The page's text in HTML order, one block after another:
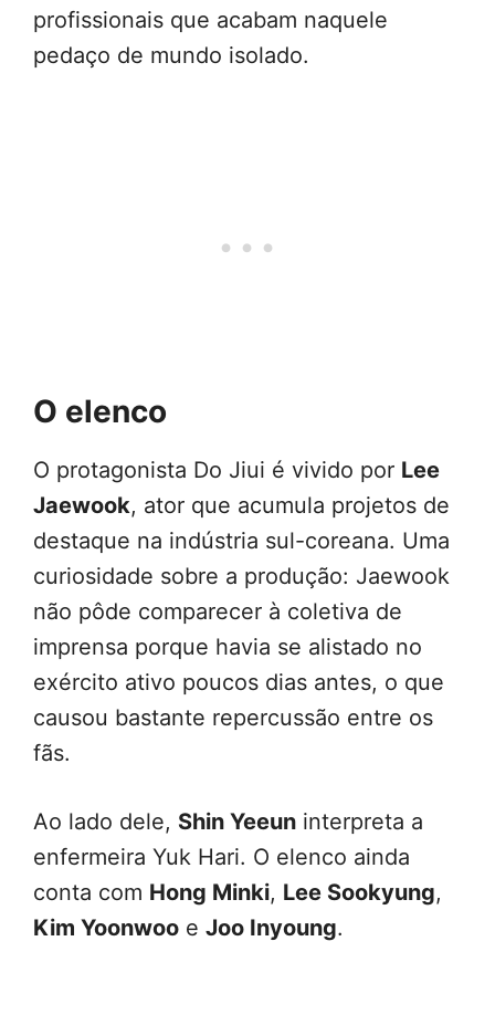
profissionais que acabam naquele
pedaço de mundo isolado.
O elenco
O protagonista Do Jiui é vivido por Lee
Jaewook, ator que acumula projetos de
destaque na indústria sul-coreana. Uma
curiosidade sobre a produção: Jaewook
não pôde comparecer à coletiva de
imprensa porque havia se alistado no
exército ativo poucos dias antes, o que
causou bastante repercussão entre os
fãs.
Ao lado dele, Shin Yeeun interpreta a
enfermeira Yuk Hari. O elenco ainda
conta com Hong Minki, Lee Sookyung,
Kim Yoonwoo e Joo Inyoung.